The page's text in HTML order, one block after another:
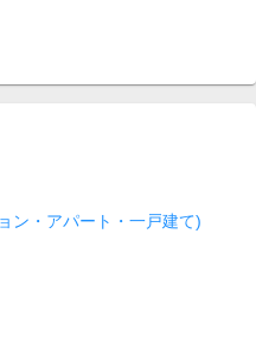
ン・アパート・一戸建て)